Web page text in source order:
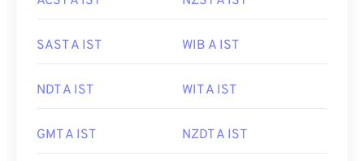
SAST A IST WIB A IST
NDT A IST WIT A IST
GMT A IST NZDT A IST